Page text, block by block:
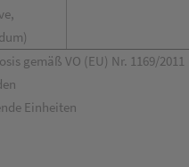
gemäß VO (EU) Nr. 1169/2011
Einheiten